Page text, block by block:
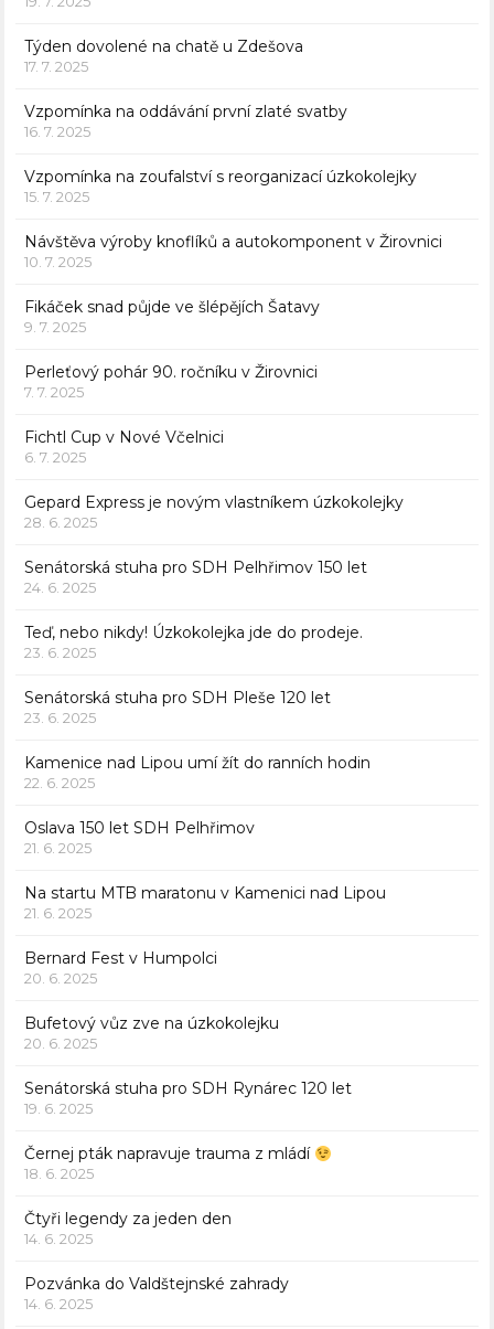
Týden dovolené na chatě u Zdešova
17. 7. 2025
Vzpomínka na oddávání první zlaté svatby
16. 7. 2025
Vzpomínka na zoufalství s reorganizací úzkokolejky
15. 7. 2025
Návštěva výroby knoflíků a autokomponent v Žirovnici
10. 7. 2025
Fikáček snad půjde ve šlépějích Šatavy
9. 7. 2025
Perleťový pohár 90. ročníku v Žirovnici
7. 7. 2025
Fichtl Cup v Nové Včelnici
6. 7. 2025
Gepard Express je novým vlastníkem úzkokolejky
28. 6. 2025
Senátorská stuha pro SDH Pelhřimov 150 let
24. 6. 2025
Teď, nebo nikdy! Úzkokolejka jde do prodeje.
23. 6. 2025
Senátorská stuha pro SDH Pleše 120 let
23. 6. 2025
Kamenice nad Lipou umí žít do ranních hodin
22. 6. 2025
Oslava 150 let SDH Pelhřimov
21. 6. 2025
Na startu MTB maratonu v Kamenici nad Lipou
21. 6. 2025
Bernard Fest v Humpolci
20. 6. 2025
Bufetový vůz zve na úzkokolejku
20. 6. 2025
Senátorská stuha pro SDH Rynárec 120 let
19. 6. 2025
Černej pták napravuje trauma z mládí
18. 6. 2025
Čtyři legendy za jeden den
14. 6. 2025
Pozvánka do Valdštejnské zahrady
14. 6. 2025